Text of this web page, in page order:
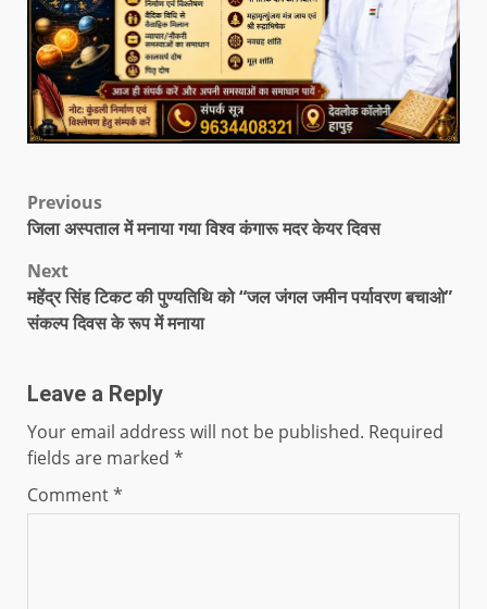
Previous
जिला अस्पताल में मनाया गया विश्व कंगारू मदर केयर दिवस
Next
महेंद्र सिंह टिकट की पुण्यतिथि को “जल जंगल जमीन पर्यावरण बचाओ”
संकल्प दिवस के रूप में मनाया
Leave a Reply
Your email address will not be published. Required
fields are marked *
Comment*